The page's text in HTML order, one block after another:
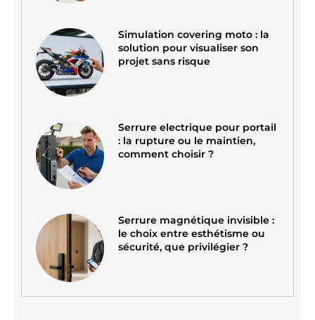
Simulation covering moto : la
solution pour visualiser son
projet sans risque
Serrure electrique pour portail
: la rupture ou le maintien,
comment choisir ?
Serrure magnétique invisible :
le choix entre esthétisme ou
sécurité, que privilégier ?